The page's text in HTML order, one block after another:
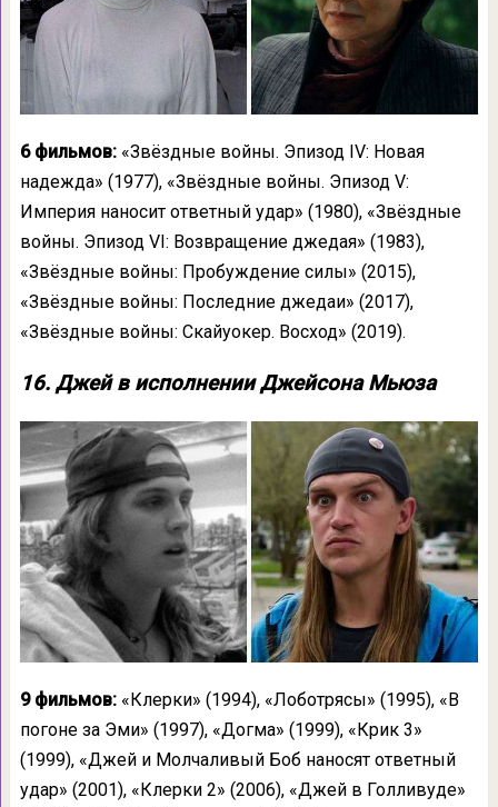
6 фильмов: «Звёздные войны. Эпизод IV: Новая
надежда» (1977), «Звёздные войны. Эпизод V:
Империя наносит ответный удар» (1980), «Звёздные
войны. Эпизод VI: Возвращение джедая» (1983),
«Звёздные войны: Пробуждение силы» (2015),
«Звёздные войны: Последние джедаи» (2017),
«Звёздные войны: Скайуокер. Восход» (2019).
16. Джей в исполнении Джейсона Мьюза
9 фильмов: «Клерки» (1994), «Лоботрясы» (1995), «В
погоне за Эми» (1997), «Догма» (1999), «Крик 3»
(1999), «Джей и Молчаливый Боб наносят ответный
удар» (2001), «Клерки 2» (2006), «Джей в Голливуде»